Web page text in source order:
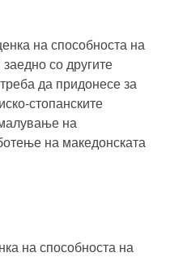
на способноста на
со другите
да придонесе за
стопанските
на
на македонската
на способноста на